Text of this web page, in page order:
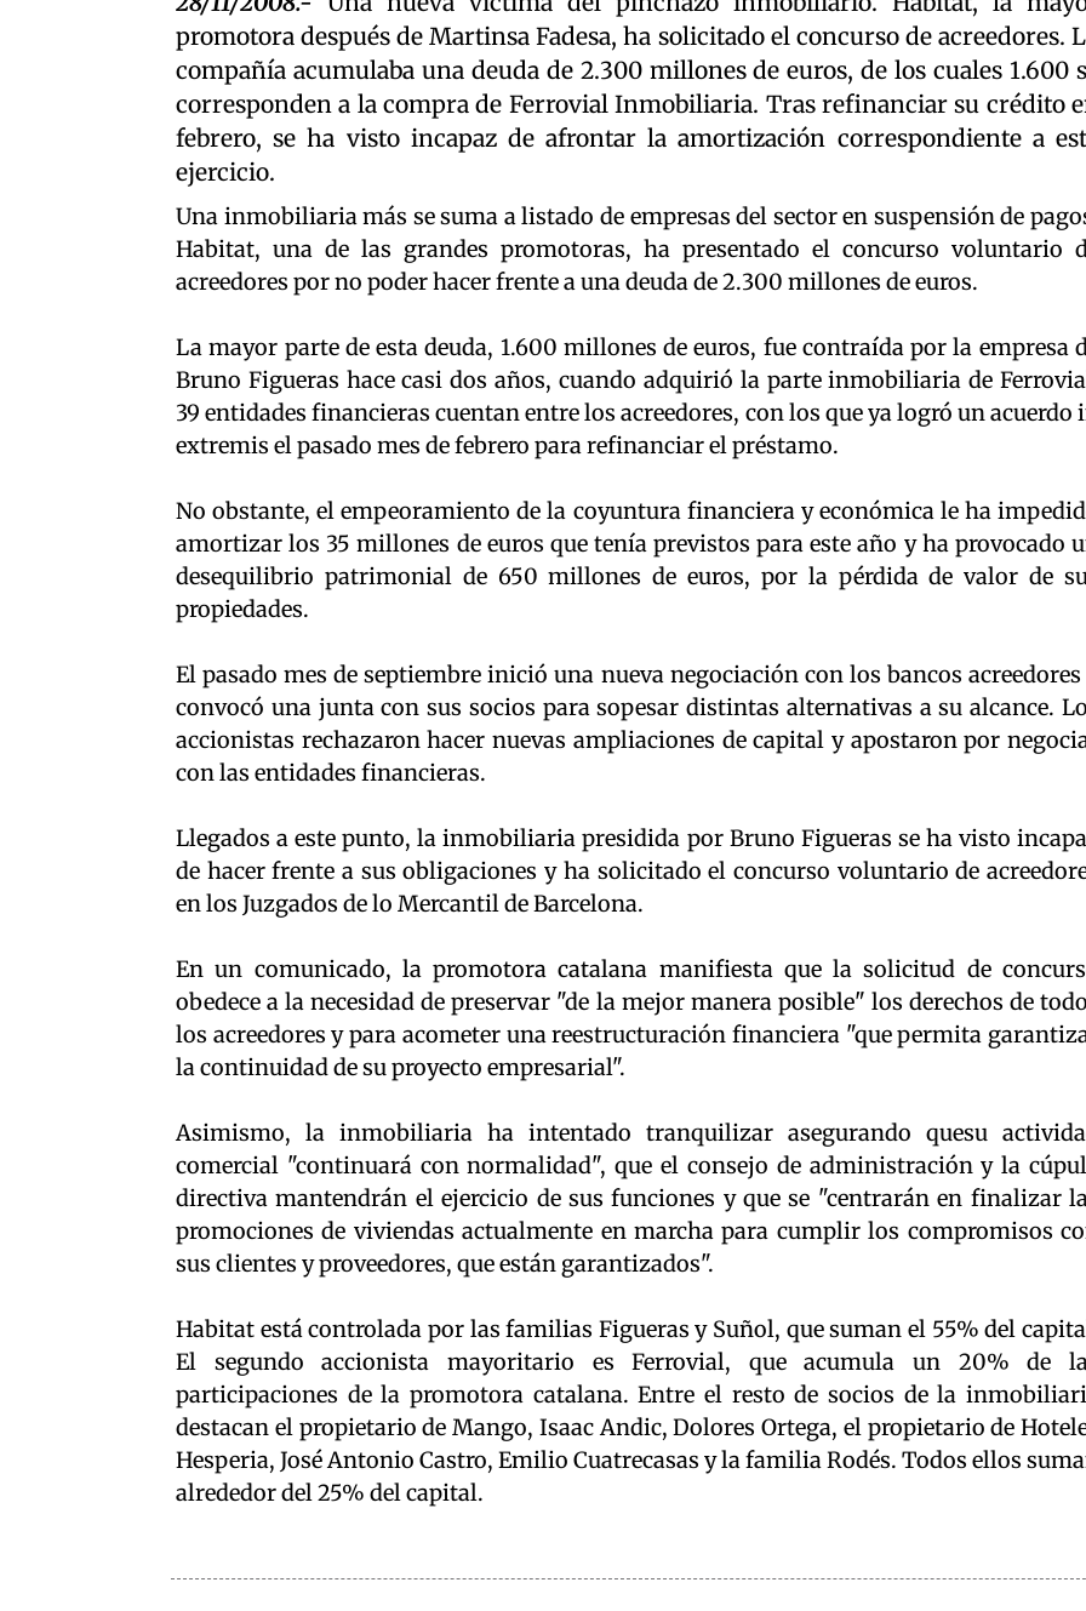
promotora después de Martinsa Fadesa, ha solicitado el concurso de acreedores.
compañía acumulaba una deuda de 2.300 millones de euros, de los cuales 1.600
corresponden a la compra de Ferrovial Inmobiliaria. Tras refinanciar su crédito
febrero, se ha visto incapaz de afrontar la amortización correspondiente a
ejercicio.
Una inmobiliaria más se suma a listado de empresas del sector en suspensión de
Habitat, una de las grandes promotoras, ha presentado el concurso voluntario
acreedores por no poder hacer frente a una deuda de 2.300 millones de euros.
La mayor parte de esta deuda, 1.600 millones de euros, fue contraída por la empresa
Bruno Figueras hace casi dos años, cuando adquirió la parte inmobiliaria de
39 entidades financieras cuentan entre los acreedores, con los que ya logró un acuerdo
extremis el pasado mes de febrero para refinanciar el préstamo.
No obstante, el empeoramiento de la coyuntura financiera y económica le ha
amortizar los 35 millones de euros que tenía previstos para este año y ha provocado
desequilibrio patrimonial de 650 millones de euros, por la pérdida de valor de
propiedades.
El pasado mes de septiembre inició una nueva negociación con los bancos acreedores
convocó una junta con sus socios para sopesar distintas alternativas a su alcance.
accionistas rechazaron hacer nuevas ampliaciones de capital y apostaron por
con las entidades financieras.
Llegados a este punto, la inmobiliaria presidida por Bruno Figueras se ha visto
de hacer frente a sus obligaciones y ha solicitado el concurso voluntario de
en los Juzgados de lo Mercantil de Barcelona.
En un comunicado, la promotora catalana manifiesta que la solicitud de
obedece a la necesidad de preservar "de la mejor manera posible" los derechos de
los acreedores y para acometer una reestructuración financiera "que permita
la continuidad de su proyecto empresarial".
Asimismo, la inmobiliaria ha intentado tranquilizar asegurando quesu
comercial "continuará con normalidad", que el consejo de administración y la
directiva mantendrán el ejercicio de sus funciones y que se "centrarán en finalizar
promociones de viviendas actualmente en marcha para cumplir los compromisos
sus clientes y proveedores, que están garantizados".
Habitat está controlada por las familias Figueras y Suñol, que suman el 55% del
El segundo accionista mayoritario es Ferrovial, que acumula un 20% de
participaciones de la promotora catalana. Entre el resto de socios de la
destacan el propietario de Mango, Isaac Andic, Dolores Ortega, el propietario de
Hesperia, José Antonio Castro, Emilio Cuatrecasas y la familia Rodés. Todos ellos
alrededor del 25% del capital.